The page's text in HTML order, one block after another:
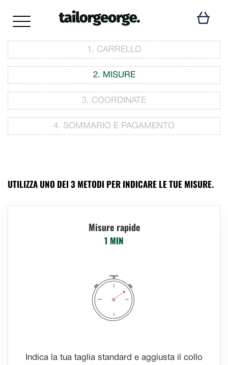
1. CARRELLO
2. MISURE
3. COORDINATE
4. SOMMARIO E PAGAMENTO
UTILIZZA UNO DEI 3 METODI PER INDICARE LE TUE MISURE.
Misure rapide
1 MIN
Indica la tua taglia standard e aggiusta il collo